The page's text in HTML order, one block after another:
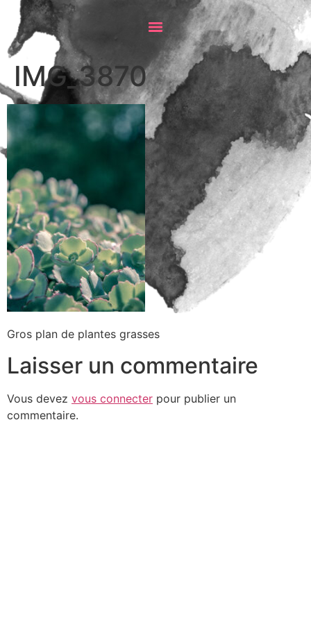
IMG_3870
Gros plan de plantes grasses
Laisser un commentaire
Vous devez vous connecter pour publier un
commentaire.